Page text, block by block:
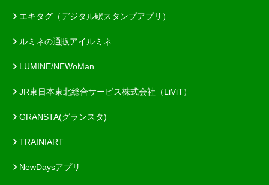
エキタグ（デジタル駅スタンプアプリ）
ルミネの通販アイルミネ
LUMINE/NEWoMan
JR東日本東北総合サービス株式会社（LiViT）
GRANSTA(グランスタ)
TRAINIART
NewDaysアプリ